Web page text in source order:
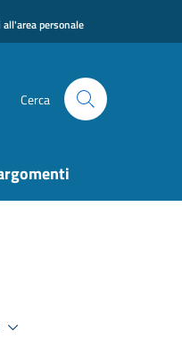
all'area personale
Cerca